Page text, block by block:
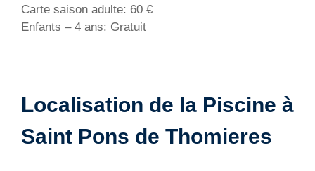
Carte saison adulte: 60 €
Enfants – 4 ans: Gratuit
Localisation de la Piscine à
Saint Pons de Thomieres